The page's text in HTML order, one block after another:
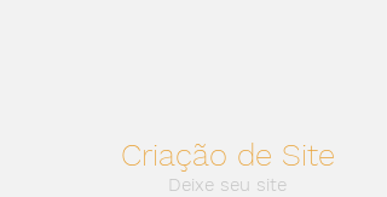
Criação de Site
Deixe seu site